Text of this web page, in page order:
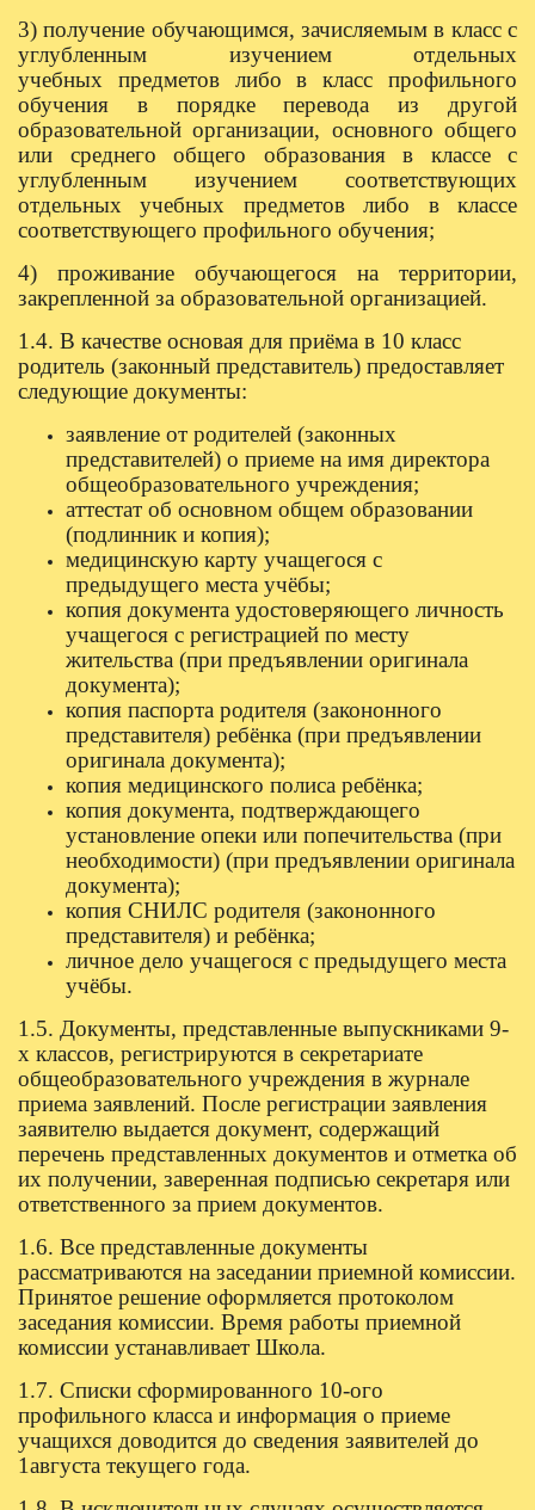
3) получение обучающимся, зачисляемым в класс с
углубленным изучением отдельных
учебных предметов либо в класс профильного
обучения в порядке перевода из другой
образовательнойорганизации, основного общего
или среднего общего образования в классе с
углубленным изучением соответствующих
отдельных учебных предметов либо в классе
соответствующего профильного обучения;
4) проживание обучающегося на территории,
закрепленной за образовательной организацией.
1.4. В качестве основая для приёма в 10 класс
родитель (законный представитель) предоставляет
следующие документы:
заявление от родителей (законных
представителей) о приеме на имя директора
общеобразовательного учреждения;
аттестат об основном общем образовании
(подлинник и копия);
медицинскую карту учащегося с
предыдущего места учёбы;
копия документа удостоверяющего личность
учащегося с регистрацией по месту
жительства (при предъявлении оригинала
документа);
копия паспорта родителя (закононного
представителя) ребёнка (при предъявлении
оригинала документа);
копия медицинского полиса ребёнка;
копия документа, подтверждающего
установление опеки или попечительства (при
необходимости) (при предъявлении оригинала
документа);
копия СНИЛС родителя (закононного
представителя) и ребёнка;
личное дело учащегося с предыдущего места
учёбы.
1.5. Документы, представленные выпускниками 9-
х классов, регистрируются в секретариате
общеобразовательного учреждения в журнале
приема заявлений. После регистрации заявления
заявителю выдается документ, содержащий
перечень представленных документов и отметка об
их получении, заверенная подписью секретаря или
ответственного за прием документов.
1.6. Все представленные документы
рассматриваются на заседании приемной комиссии.
Принятое решение оформляется протоколом
заседания комиссии. Время работы приемной
комиссии устанавливает Школа.
1.7. Списки сформированного 10-ого
профильного класса и информация о приеме
учащихся доводится до сведения заявителей до
1августа текущего года.